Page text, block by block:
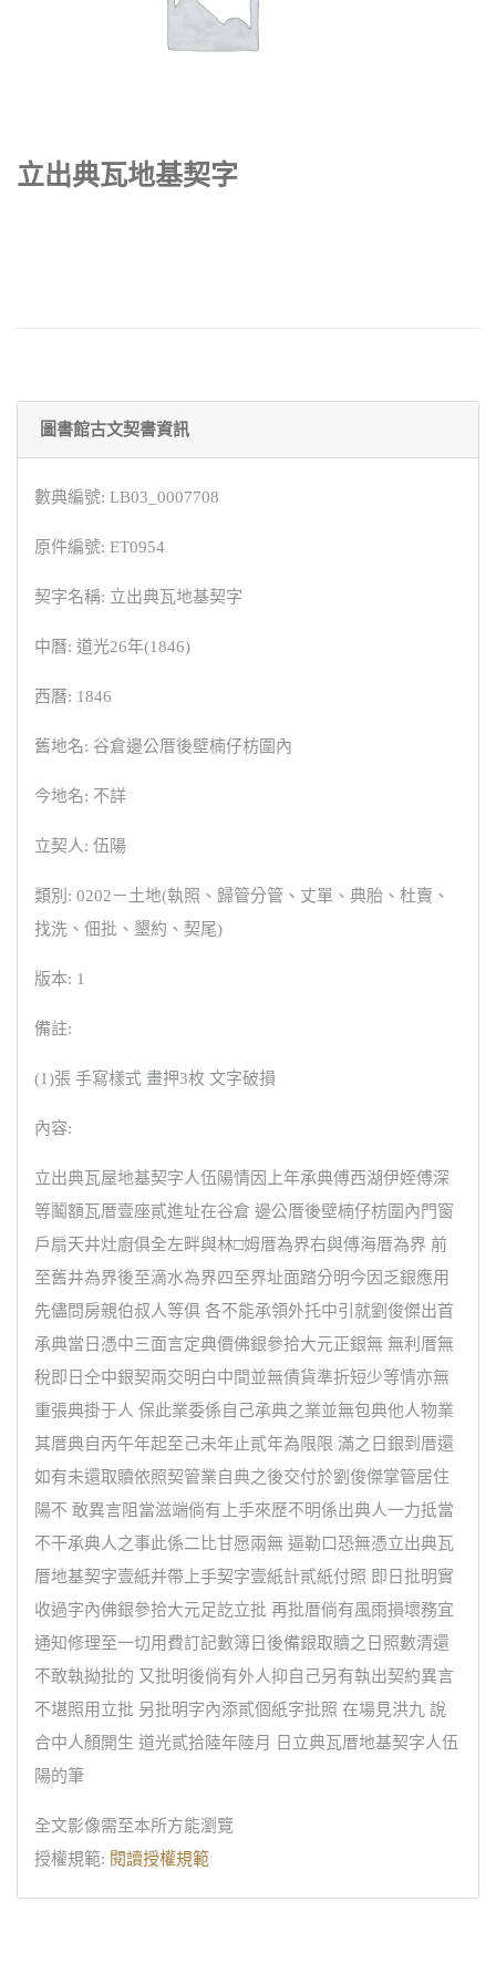
立出典瓦地基契字
圖書館古文契書資訊
數典編號: LB03_0007708
原件編號: ET0954
契字名稱: 立出典瓦地基契字
中曆: 道光26年(1846)
西曆: 1846
舊地名: 谷倉邊公厝後壁楠仔枋圍內
今地名: 不詳
立契人: 伍陽
類別: 0202－土地(執照、歸管分管、丈單、典胎、杜賣、
找洗、佃批、墾約、契尾)
版本: 1
備註:
(1)張 手寫樣式 畫押3枚 文字破損
內容:
立出典瓦屋地基契字人伍陽情因上年承典傅西湖伊姪傅深
等鬮額瓦厝壹座貳進址在谷倉 邊公厝後壁楠仔枋圍內門窗
戶扇天井灶廚俱全左畔與林□姆厝為界右與傅海厝為界 前
至舊井為界後至滴水為界四至界址面踏分明今因乏銀應用
先儘問房親伯叔人等俱 各不能承領外托中引就劉俊傑出首
承典當日憑中三面言定典價佛銀參拾大元正銀無 無利厝無
稅即日仝中銀契兩交明白中間並無債貨準折短少等情亦無
重張典掛于人 保此業委係自己承典之業並無包典他人物業
其厝典自丙午年起至己未年止貳年為限限 滿之日銀到厝還
如有未還取贖依照契管業自典之後交付於劉俊傑掌管居住
陽不 敢異言阻當滋端倘有上手來歷不明係出典人一力抵當
不干承典人之事此係二比甘愿兩無 逼勒口恐無憑立出典瓦
厝地基契字壹紙并帶上手契字壹紙計貳紙付照 即日批明實
收過字內佛銀參拾大元足訖立批 再批厝倘有風雨損壞務宜
通知修理至一切用費訂記數簿日後備銀取贖之日照數清還
不敢執拗批的 又批明後倘有外人抑自己另有執出契約異言
不堪照用立批 另批明字內添貳個紙字批照 在場見洪九 說
合中人顏開生 道光貳拾陸年陸月 日立典瓦厝地基契字人伍
陽的筆
全文影像需至本所方能瀏覽
授權規範: 閱讀授權規範